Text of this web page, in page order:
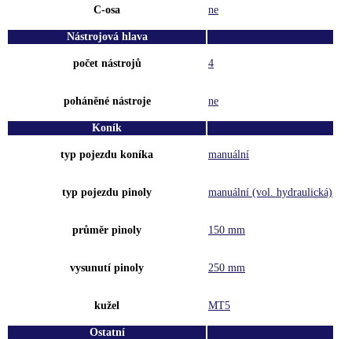
C-osa ne
Nástrojová hlava
počet nástrojů 4
poháněné nástroje ne
Koník
typ pojezdu koníka manuální
typ pojezdu pinoly manuální (vol. hydraulická)
průměr pinoly 150 mm
vysunutí pinoly 250 mm
kužel MT5
Ostatní